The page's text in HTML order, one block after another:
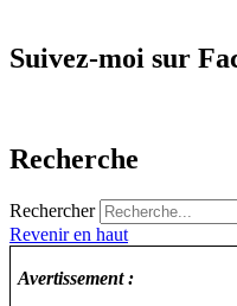
Suivez-moi sur
Recherche
Rechercher
Revenir en haut
Avertissement :